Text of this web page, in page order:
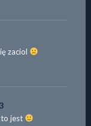
zaciol
jest